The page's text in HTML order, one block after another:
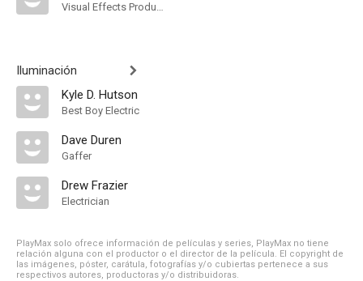
Visual Effects Producer
Iluminación
Kyle D. Hutson
Best Boy Electric
Dave Duren
Gaffer
Drew Frazier
Electrician
PlayMax solo ofrece información de películas y series, PlayMax no tiene
relación alguna con el productor o el director de la película. El copyright de
las imágenes, póster, carátula, fotografías y/o cubiertas pertenece a sus
respectivos autores, productoras y/o distribuidoras.